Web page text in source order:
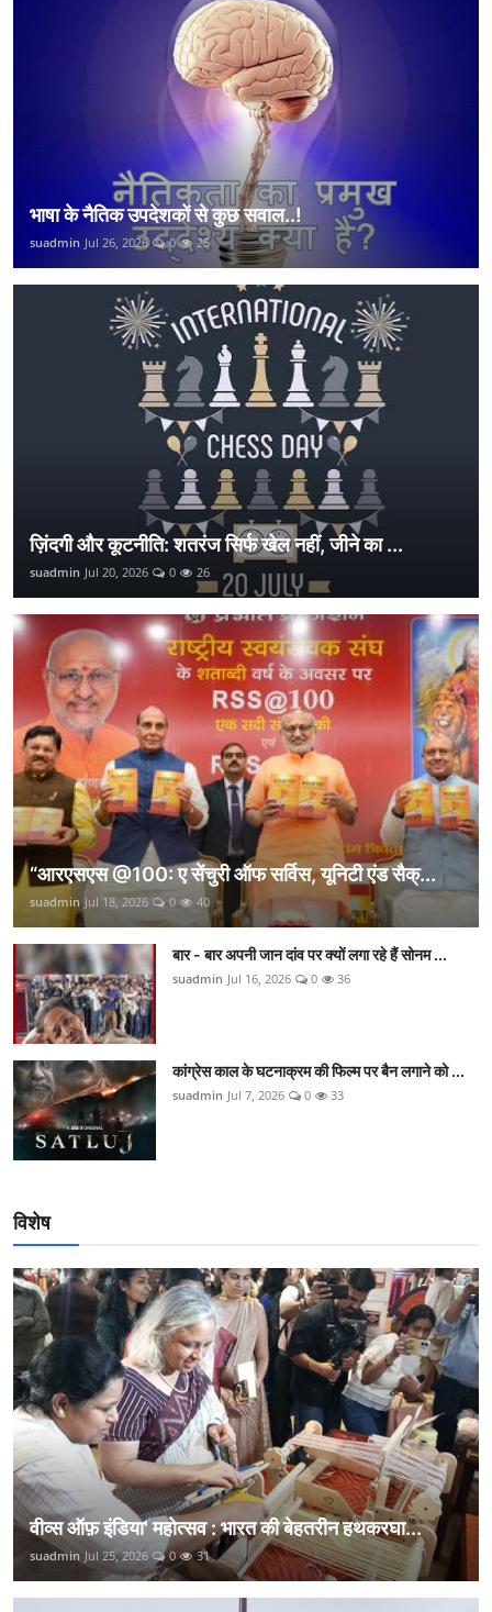
भाषा के नैतिक उपदेशकों से कुछ सवाल..!
suadmin Jul 26, 2026 0 25
ज़िंदगी और कूटनीति: शतरंज सिर्फ खेल नहीं, जीने का ...
suadmin Jul 20, 2026 0 26
“आरएसएस @100: ए सेंचुरी ऑफ सर्विस, यूनिटी एंड सैक्...
suadmin Jul 18, 2026 0 40
बार - बार अपनी जान दांव पर क्यों लगा रहे हैं सोनम ...
suadmin Jul 16, 2026 0 36
कांग्रेस काल के घटनाक्रम की फिल्म पर बैन लगाने को ...
suadmin Jul 7, 2026 0 33
विशेष
वीव्स ऑफ़ इंडिया' महोत्सव : भारत की बेहतरीन हथकरघा...
suadmin Jul 25, 2026 0 31